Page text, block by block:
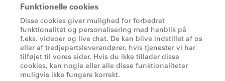
Funktionelle cookies
Disse cookies giver mulighed for forbedret
funktionalitet og personalisering med henblik på
f.eks. videoer og live chat. De kan blive indstillet af os
eller af tredjepartsleverandører, hvis tjenester vi har
tilføjet til vores sider. Hvis du ikke tillader disse
cookies, kan nogle eller alle disse funktionaliteter
muligvis ikke fungere korrekt.